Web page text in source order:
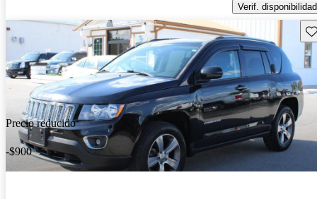
Verif. disponibilidad
Precio reducido
-$900